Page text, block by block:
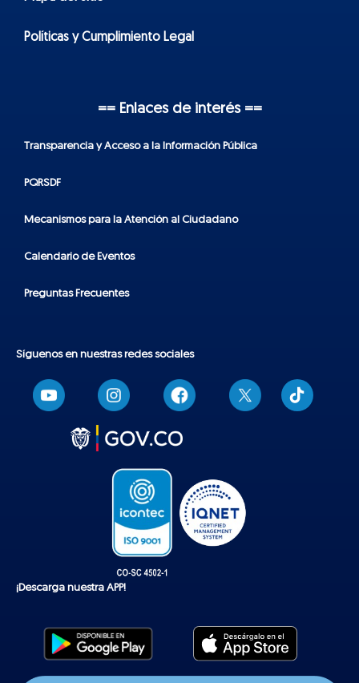
Políticas y Cumplimiento Legal
== Enlaces de interés ==
Transparencia y Acceso a la Información Pública
PQRSDF
Mecanismos para la Atención al Ciudadano
Calendario de Eventos
Preguntas Frecuentes
Síguenos en nuestras redes sociales
T
i
k
¡Descarga nuestra APP!